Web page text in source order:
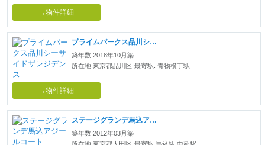
→物件詳細
プライムパークス品川シーサイドザレジデンス
築年数:2018年10月築
所在地:東京都品川区 最寄駅: 青物横丁駅
→物件詳細
ステージグランデ馬込アジールコート
築年数:2012年03月築
所在地:東京都大田区 最寄駅:馬込駅 中延駅